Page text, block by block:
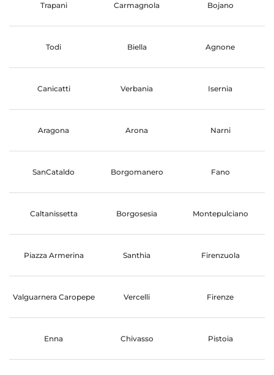
Trapani Carmagnola Bojano
Todi Biella Agnone
Canicatti Verbania Isernia
Aragona Arona Narni
SanCataldo Borgomanero Fano
Caltanissetta Borgosesia Montepulciano
Piazza Armerina Santhia Firenzuola
Valguarnera Caropepe Vercelli Firenze
Enna Chivasso Pistoia